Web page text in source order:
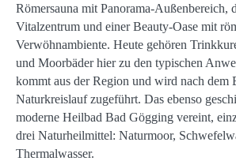
Römersauna mit Panorama-Außenbereich,
Vitalzentrum und einer Beauty-Oase mit
Verwöhnambiente. Heute gehören
und Moorbäder hier zu den typischen
kommt aus der Region und wird nach dem
Naturkreislauf zugeführt. Das ebenso
moderne Heilbad Bad Gögging vereint,
drei Naturheilmittel: Naturmoor,
Thermalwasser.